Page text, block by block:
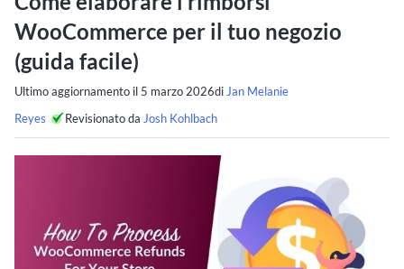
WooCommerce per il tuo negozio
(guida facile)
Ultimo aggiornamento il 5 marzo 2026di Jan Melanie
Reyes
Revisionato da Josh Kohlbach